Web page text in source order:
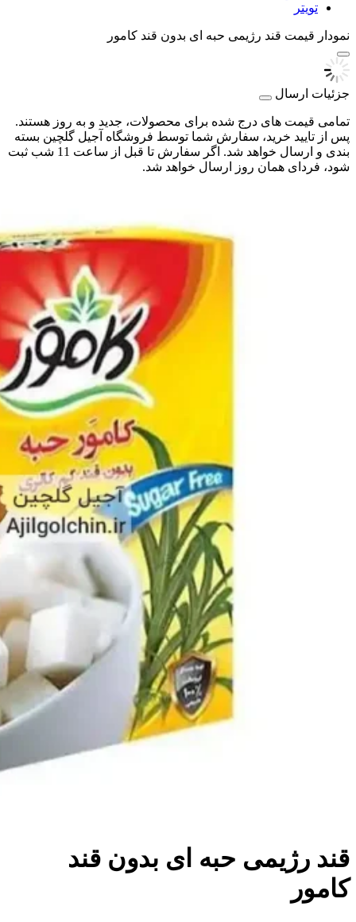
تویتر
نمودار قیمت قند رژیمی حبه ای بدون قند کامور
جزئیات ارسال
تمامی قیمت های درج شده برای محصولات، جدید و به روز هستند.
پس از تایید خرید، سفارش شما توسط فروشگاه آجیل گلچین بسته
بندی و ارسال خواهد شد. اگر سفارش تا قبل از ساعت 11 شب ثبت
شود، فردای همان روز ارسال خواهد شد.
قند رژیمی حبه ای بدون قند
کامور